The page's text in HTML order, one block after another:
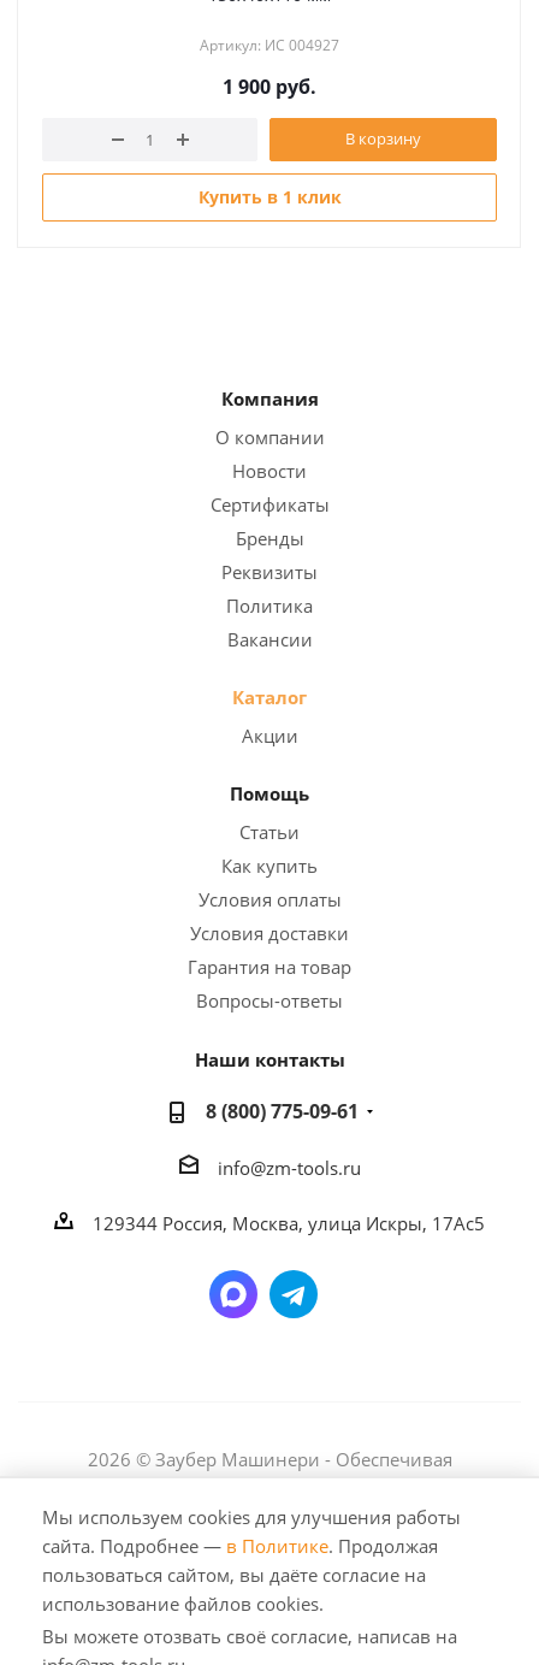
Артикул: ИС 004927
1 900 руб.
В корзину
Купить в 1 клик
Компания
О компании
Новости
Сертификаты
Бренды
Реквизиты
Политика
Вакансии
Каталог
Акции
Помощь
Статьи
Как купить
Условия оплаты
Условия доставки
Гарантия на товар
Вопросы-ответы
Наши контакты
8 (800) 775-09-61
info@zm-tools.ru
129344 Россия, Москва, улица Искры, 17Ас5
2026 © Заубер Машинери - Обеспечивая
использование либо копирование материалов или
подборки материалов сайта, элементов дизайна и
оформления допускается лишь с разрешения
правообладателя и только со ссылкой на источник:
https://zm-tools.ru
Мы используем cookies для улучшения работы
сайта. Подробнее — в Политике. Продолжая
пользоваться сайтом, вы даёте согласие на
использование файлов cookies.
Вы можете отозвать своё согласие, написав на